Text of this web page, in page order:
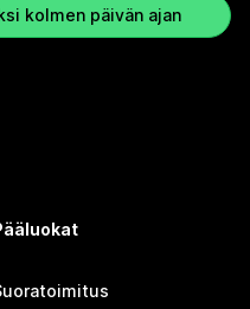
kolmen päivän ajan